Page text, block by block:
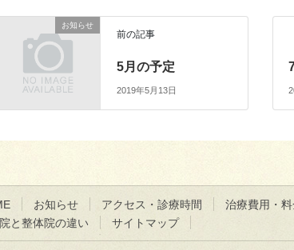
お知らせ
前の記事
5月の予定
2019年5月13日
お知らせ アクセス・診療時間 治療費用・料
と整体院の違い
サイトマップ